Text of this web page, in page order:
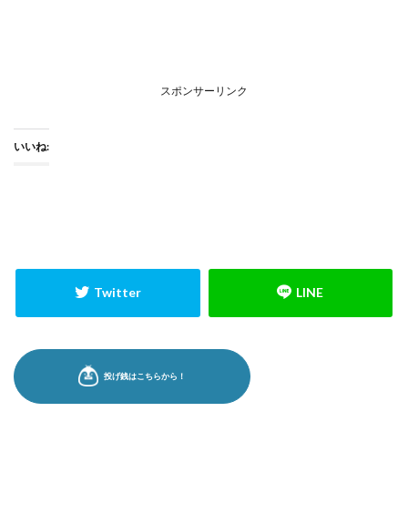
スポンサーリンク
いいね: